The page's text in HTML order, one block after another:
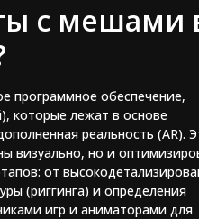
с мешами
программное обеспечение,
которые лежат в основе
реальность (AR).
визуально, но и
от
(риггинга) и определения
игр и аниматорами для